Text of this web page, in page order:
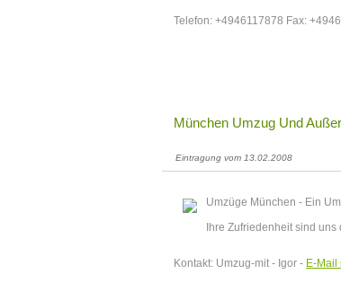
Telefon: +4946117878 Fax:
München Umzug Und
Eintragung vom 13.02.2008
Umzüge München - Ein
Ihre Zufriedenheit sind
Kontakt: Umzug-mit - Igor - E-Mail